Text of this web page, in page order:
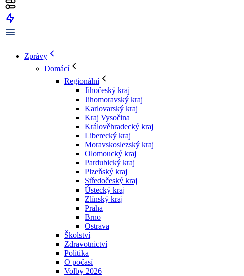
Zprávy
Domácí
Regionální
Jihočeský kraj
Jihomoravský kraj
Karlovarský kraj
Kraj Vysočina
Králověhradecký kraj
Liberecký kraj
Moravskoslezský kraj
Olomoucký kraj
Pardubický kraj
Plzeňský kraj
Středočeský kraj
Ústecký kraj
Zlínský kraj
Praha
Brno
Ostrava
Školství
Zdravotnictví
Politika
O počasí
Volby 2026